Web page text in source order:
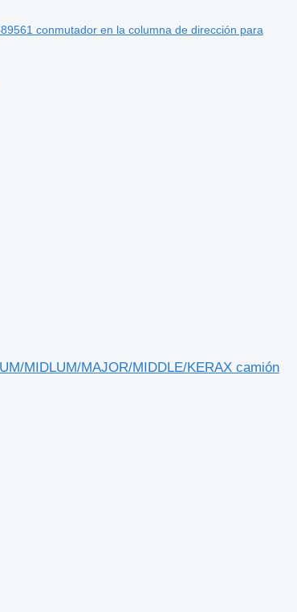
conmutador en la columna de dirección para
MIDLUM/MAJOR/MIDDLE/KERAX camión